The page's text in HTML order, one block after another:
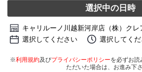
選択中の日時
キャリルーノ川越新河岸店（株）クレ
選択してください
選択してく
※利用規約及びプライバシーポリシーを必ずお読
ただいた場合は、お進み下さ